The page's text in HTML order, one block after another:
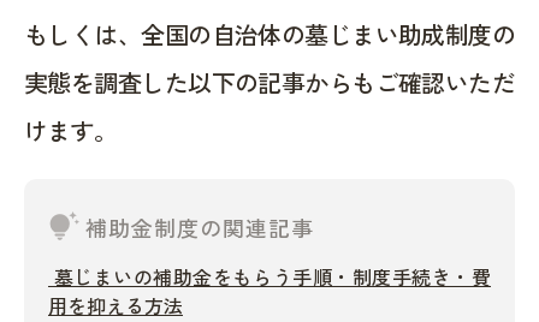
もしくは、全国の自治体の墓じまい助成制度の
実態を調査した以下の記事からもご確認いただ
けます。
tips_and_updates補助金制度の関連記事
墓じまいの補助金をもらう手順・制度手続き・費
用を抑える方法